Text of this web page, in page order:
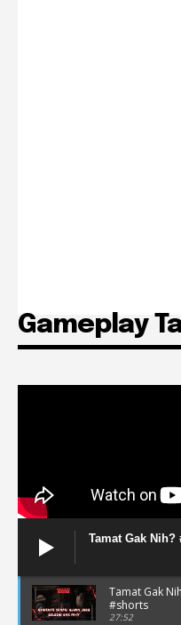
Gameplay
Tamat Gak
Tamat Gak
#shorts
27:52